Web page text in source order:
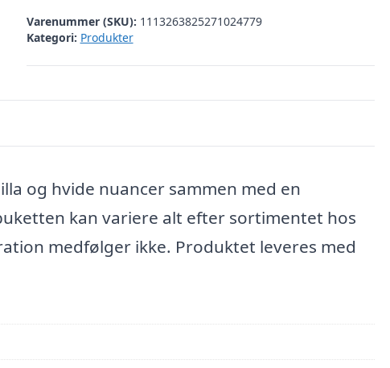
Varenummer (SKU): 1113263825271024779
Kategori: Produkter
og hvide nuancer sammen med en
kan variere alt efter sortimentet hos
medfølger ikke. Produktet leveres med